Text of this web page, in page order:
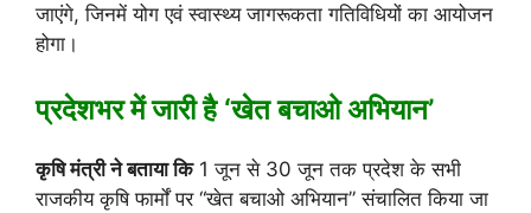
जाएंगे, जिनमें योग एवं स्वास्थ्य जागरूकता गतिविधियों का आयोजन
होगा।
प्रदेशभर में जारी है ‘खेत बचाओ अभियान’
कृषि मंत्री ने बताया कि1 जून से 30 जून तक प्रदेश के सभी
राजकीय कृषि फार्मों पर “खेत बचाओ अभियान” संचालित किया जा